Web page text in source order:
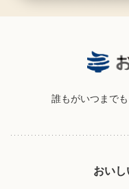
誰もがいつまでも
おい